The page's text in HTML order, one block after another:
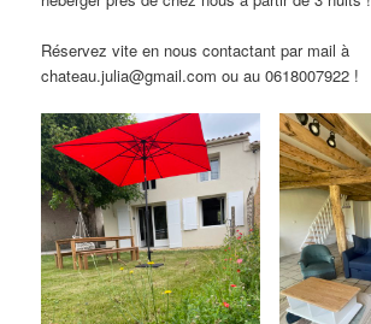
Réservez vite en nous contactant par mail à
chateau.julia@gmail.com ou au 0618007922 !